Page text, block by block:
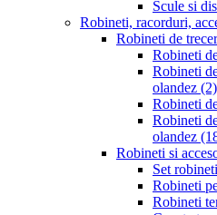
Scule si
Robineti, racorduri,
Robineti de
Robineti
Robineti
olandez (2)
Robineti
Robineti
olandez
Robineti si
Set
Robineti
Robineti